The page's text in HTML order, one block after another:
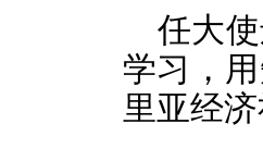
任大
学习，
里亚经